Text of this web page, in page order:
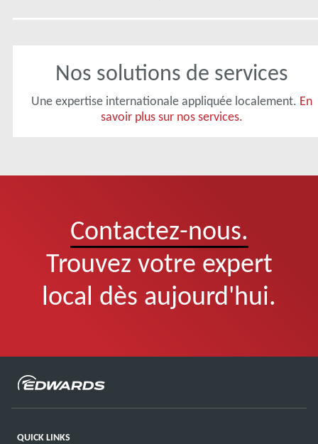
Nos solutions de services
Une expertise internationale appliquée localement. En
savoir plus sur nos services.
Contactez-nous.
Trouvez votre expert
local dès aujourd'hui.
QUICK LINKS